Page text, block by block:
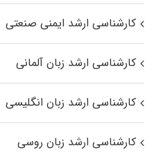
کارشناسی ارشد ایمنی صنعتی
کارشناسی ارشد زبان آلمانی
کارشناسی ارشد زبان انگلیسی
کارشناسی ارشد زبان روسی